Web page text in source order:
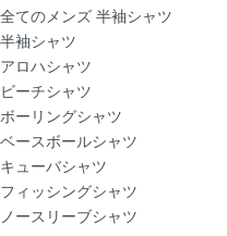
全てのメンズ 半袖シャツ
半袖シャツ
アロハシャツ
ビーチシャツ
ボーリングシャツ
ベースボールシャツ
キューバシャツ
フィッシングシャツ
ノースリーブシャツ